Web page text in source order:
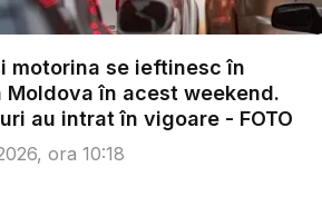
motorina se ieftinesc în
Moldova în acest weekend.
au intrat în vigoare - FOTO
ora 10:18